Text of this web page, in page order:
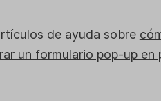
de ayuda sobre
un formulario pop-up en